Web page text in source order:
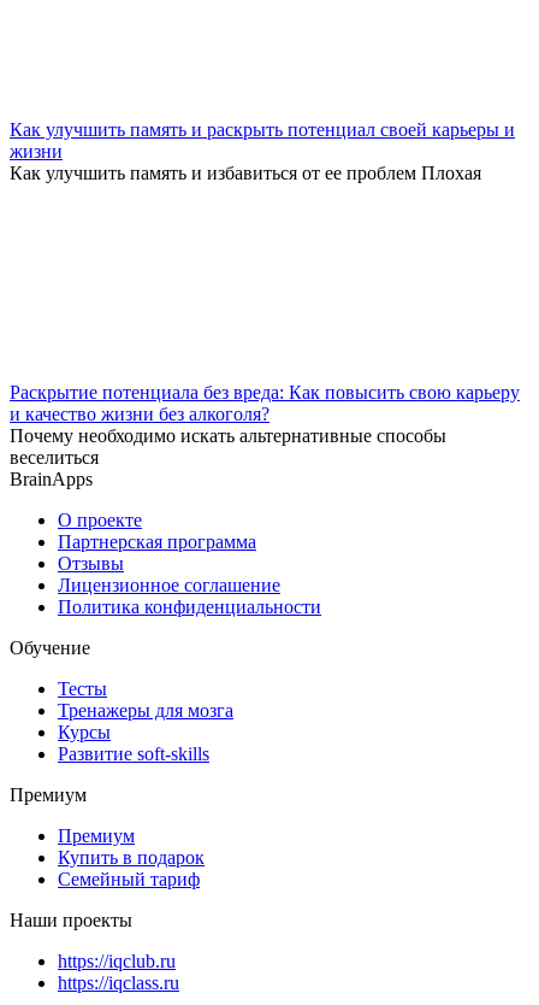
Как улучшить память и раскрыть потенциал своей карьеры и
жизни
Как улучшить память и избавиться от ее проблем Плохая
Раскрытие потенциала без вреда: Как повысить свою карьеру
и качество жизни без алкоголя?
Почему необходимо искать альтернативные способы
веселиться
BrainApps
О проекте
Партнерская программа
Отзывы
Лицензионное соглашение
Политика конфиденциальности
Обучение
Тесты
Тренажеры для мозга
Курсы
Развитие soft-skills
Премиум
Премиум
Купить в подарок
Семейный тариф
Наши проекты
https://iqclub.ru
https://iqclass.ru